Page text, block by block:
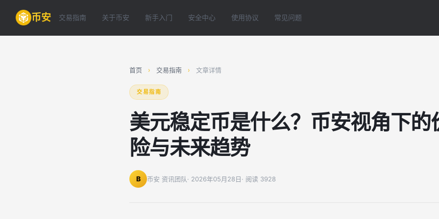
币安 交易指南 关于币安 新手入门 安全中心 使用协议 常见问题
首页 › 交易指南 › 文章详情
交易指南
美元稳定币是什么？币安视角下的
险与未来趋势
B 币安 资讯团队· 2026年05月28日· 阅读 3928